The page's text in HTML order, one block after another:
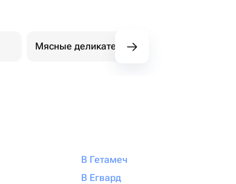
Мясные деликатесы
В Гетамеч
В Егвард